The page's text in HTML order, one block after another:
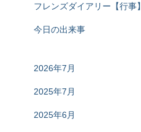
フレンズダイアリー【行事】
今日の出来事
2026年7月
2025年7月
2025年6月